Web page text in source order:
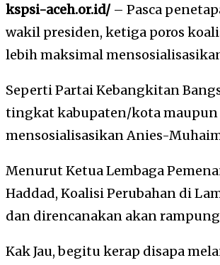
kspsi-aceh.or.id/– Pasca
wakil presiden, ketiga poros
lebih maksimal
Seperti Partai Kebangkitan
tingkat kabupaten/kota
mensosialisasikan Anies-
Menurut Ketua Lembaga
Haddad, Koalisi Perubahan di
dan direncanakan akan
Kak Jau, begitu kerap disapa